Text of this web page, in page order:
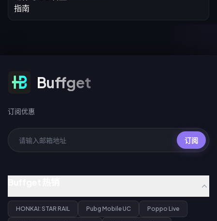
订阅优惠 Buffget
订阅优惠
订阅
HONKAI: STAR RAIL Pubg Mobile UC Poppo Live